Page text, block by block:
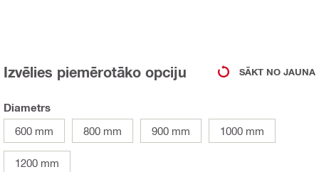
Izvēlies piemērotāko opciju SĀKT NO JAUNA
Diametrs
600 mm
800 mm 900 mm 1000 mm
1200 mm